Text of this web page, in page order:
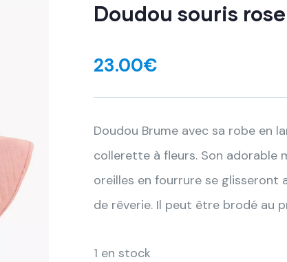
Doudou souris rose
23.00€
Doudou Brume avec sa robe en
collerette à fleurs. Son adorable
oreilles en fourrure se glisseront
de rêverie. Il peut être brodé au
1 en stock